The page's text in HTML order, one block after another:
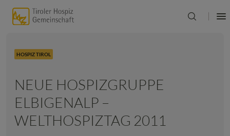
HOSPIZ TIROL
NEUE HOSPIZGRUPPE
ELBIGENALP –
WELTHOSPIZTAG 2011